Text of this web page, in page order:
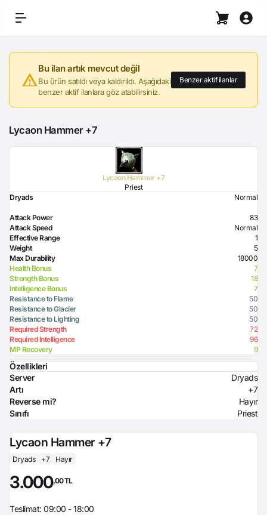
Bu ilan artık mevcut değil
Bu ürün satıldı veya kaldırıldı. Aşağıdaki
benzer aktif ilanlara göz atabilirsiniz.
Benzer aktif ilanlar
Lycaon Hammer +7
Lycaon Hammer +7
Priest
Dryads
Normal
Attack Power
83
Attack Speed
Normal
Effective Range
1
Weight
5
Max Durability
18000
Health Bonus
7
Strength Bonus
18
Intelligence Bonus
7
Resistance to Flame
50
Resistance to Glacier
50
Resistance to Lighting
50
Required Strength
72
Required Intelligence
96
MP Recovery
9
Özellikleri
Server
Dryads
Artı
+7
Reverse mi?
Hayır
Sınıfı
Priest
Lycaon Hammer +7
Dryads +7 Hayır
3.000,00 TL
Teslimat: 09:00 - 18:00